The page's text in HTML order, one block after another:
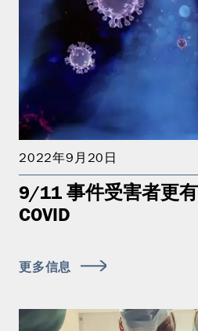
2022年9月20日
9/11 事件受害者更
COVID
更多信息